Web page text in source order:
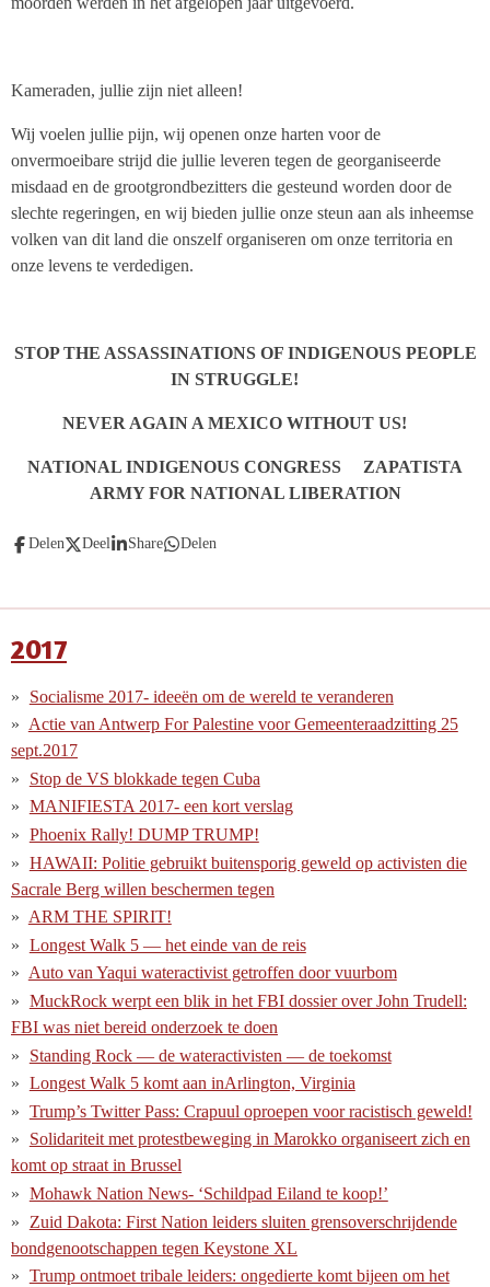
Kameraden, jullie zijn niet alleen!
Wij voelen jullie pijn, wij openen onze harten voor de
onvermoeibare strijd die jullie leveren tegen de georganiseerde
misdaad en de grootgrondbezitters die gesteund worden door de
slechte regeringen, en wij bieden jullie onze steun aan als inheemse
volken van dit land die onszelf organiseren om onze territoria en
onze levens te verdedigen.
STOP THE ASSASSINATIONS OF INDIGENOUS PEOPLE
IN STRUGGLE!
NEVER AGAIN A MEXICO WITHOUT US!
NATIONAL INDIGENOUS CONGRESS ZAPATISTA
ARMY FOR NATIONAL LIBERATION
Delen Deel Share Delen
2017
Socialisme 2017- ideeën om de wereld te veranderen
Actie van Antwerp For Palestine voor Gemeenteraadzitting 25
sept.2017
Stop de VS blokkade tegen Cuba
MANIFIESTA 2017- een kort verslag
Phoenix Rally! DUMP TRUMP!
HAWAII: Politie gebruikt buitensporig geweld op activisten die
Sacrale Berg willen beschermen tegen
ARM THE SPIRIT!
Longest Walk 5 — het einde van de reis
Auto van Yaqui wateractivist getroffen door vuurbom
MuckRock werpt een blik in het FBI dossier over John Trudell:
FBI was niet bereid onderzoek te doen
Standing Rock — de wateractivisten — de toekomst
Longest Walk 5 komt aan inArlington, Virginia
Trump’s Twitter Pass: Crapuul oproepen voor racistisch geweld!
Solidariteit met protestbeweging in Marokko organiseert zich en
komt op straat in Brussel
Mohawk Nation News- ‘Schildpad Eiland te koop!’
Zuid Dakota: First Nation leiders sluiten grensoverschrijdende
bondgenootschappen tegen Keystone XL
Trump ontmoet tribale leiders: ongedierte komt bijeen om het